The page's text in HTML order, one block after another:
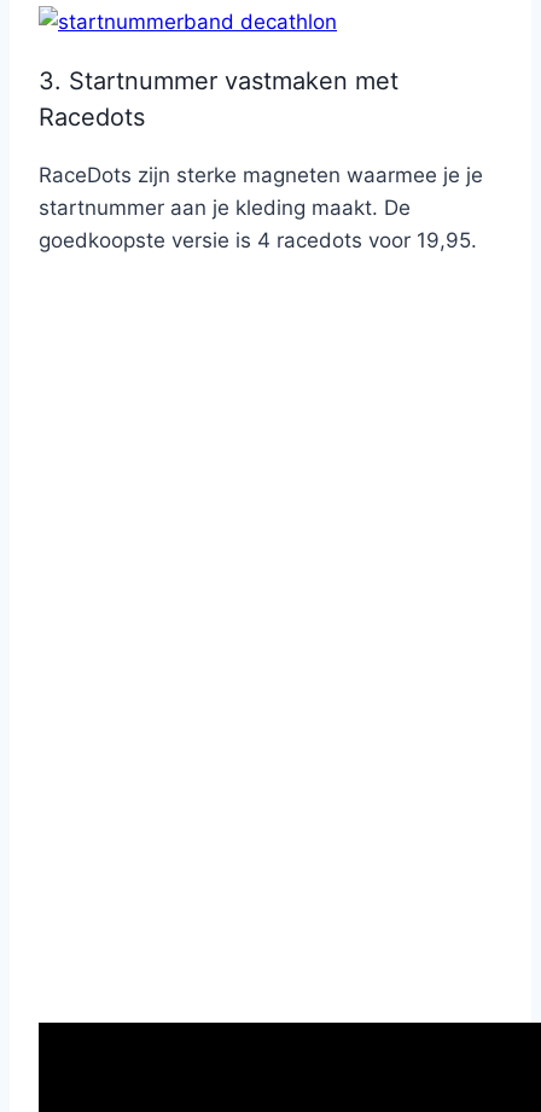
3. Startnummer vastmaken met
Racedots
RaceDots zijn sterke magneten waarmee je je
startnummer aan je kleding maakt. De
goedkoopste versie is 4 racedots voor 19,95.